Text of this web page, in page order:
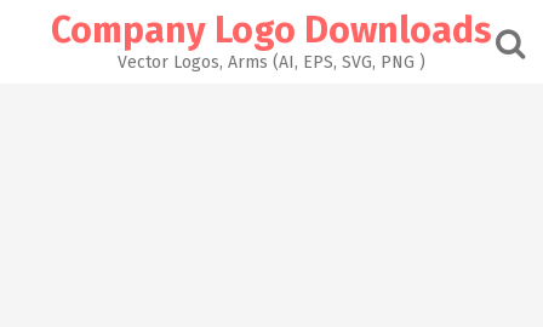
Company Logo Downloads
Vector Logos, Arms (AI, EPS, SVG, PNG )